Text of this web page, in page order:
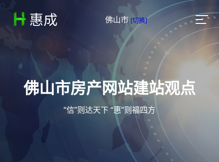
惠成 佛山市 [切换] 
佛山市房产网站建站观点
“信”则达天下 “惠”则福四方